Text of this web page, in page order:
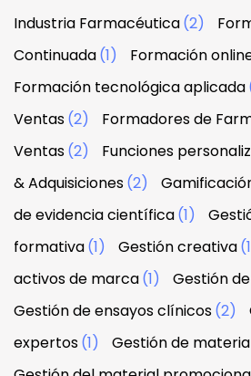
Industria Farmacéutica(2)
Continuada(1) Formación
Formación tecnológica aplicada
Ventas(2) Formadores de
Ventas(2) Funciones
& Adquisiciones(2)
de evidencia científica(1)
formativa(1) Gestión creativa
activos de marca(1) Gestión
Gestión de ensayos clínicos(2)
expertos(1) Gestión de